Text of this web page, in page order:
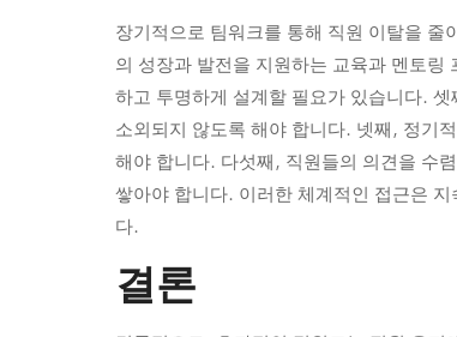
장기적으로 팀워크를 통해 직원 이탈을 줄
의 성장과 발전을 지원하는 교육과 멘토링
하고 투명하게 설계할 필요가 있습니다.
소외되지 않도록 해야 합니다. 넷째, 정기
해야 합니다. 다섯째, 직원들의 의견을 수
쌓아야 합니다. 이러한 체계적인 접근은
다.
결론